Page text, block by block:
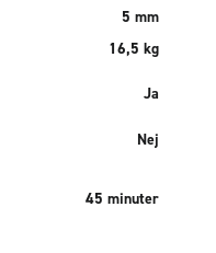
5 mm
16,5 kg
Ja
Nej
45 minuter